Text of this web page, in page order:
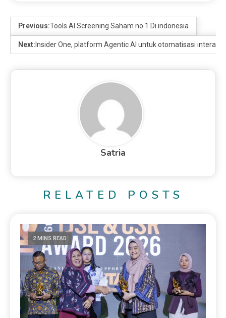
Previous:Tools AI Screening Saham no.1 Di indonesia
Next: Insider One, platform Agentic AI untuk otomatisasi
Satria
RELATED POSTS
2 MINS READ